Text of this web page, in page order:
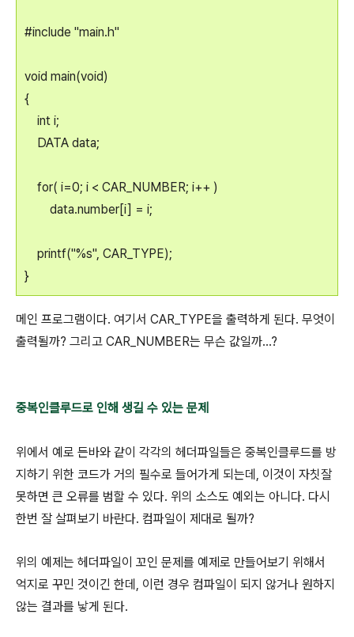
#include "main.h"
void main(void)
{
int i;
DATA data;
for( i=0; i < CAR_NUMBER; i++ )
data.number[i] = i;
printf("%s", CAR_TYPE);
}
메인 프로그램이다. 여기서 CAR_TYPE을 출력하게 된다. 무엇이
출력될까? 그리고 CAR_NUMBER는 무슨 값일까...?
중복인클루드로 인해 생길 수 있는 문제
위에서 예로 든바와 같이 각각의 헤더파일들은 중복인클루드를 방
지하기 위한 코드가 거의 필수로 들어가게 되는데, 이것이 자칫잘
못하면 큰 오류를 범할 수 있다. 위의 소스도 예외는 아니다. 다시
한번 잘 살펴보기 바란다. 컴파일이 제대로 될까?
위의 예제는 헤더파일이 꼬인 문제를 예제로 만들어보기 위해서
억지로 꾸민 것이긴 한데, 이런 경우 컴파일이 되지 않거나 원하지
않는 결과를 낳게 된다.